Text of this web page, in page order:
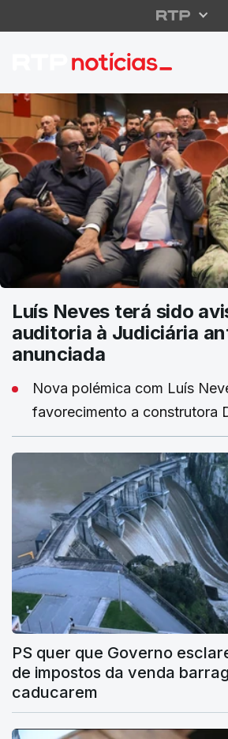
RTP Notícias
Luís Neves terá sido
auditoria à Judiciária
anunciada
Nova polémica com Luís
favorecimento a construtora
PS quer que Governo
de impostos da venda
caducarem